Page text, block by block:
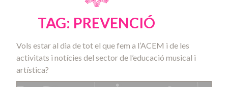
TAG: PREVENCIÓ
Vols estar al dia de tot el que fem a l’ACEM i de les
activitats i notícies del sector de l’educació musical i
artística?